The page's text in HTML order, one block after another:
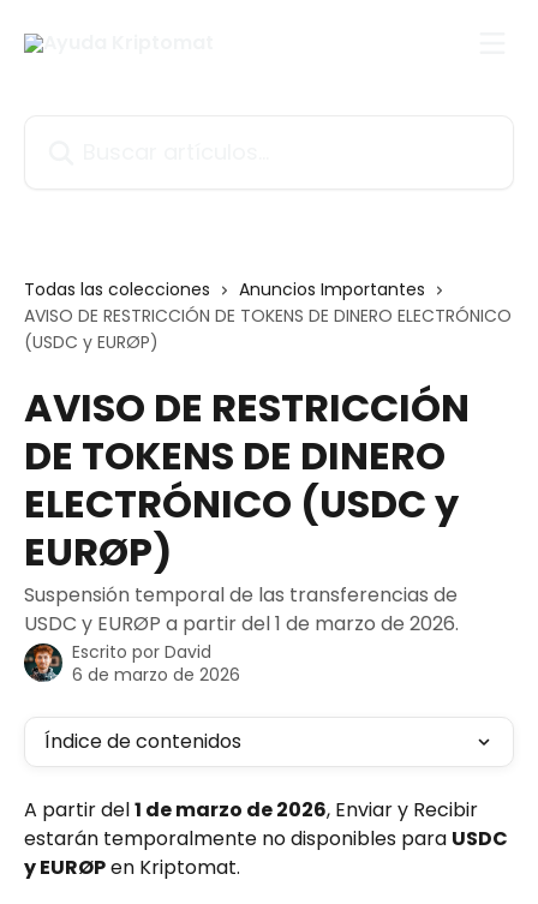
Todas las colecciones
Anuncios Importantes
AVISO DE RESTRICCIÓN DE TOKENS DE DINERO ELECTRÓNICO
(USDC y EURØP)
AVISO DE RESTRICCIÓN
DE TOKENS DE DINERO
ELECTRÓNICO (USDC y
EURØP)
Suspensión temporal de las transferencias de
USDC y EURØP a partir del 1 de marzo de 2026.
Escrito por David
6 de marzo de 2026
Índice de contenidos
A partir del 1 de marzo de 2026, Enviar y Recibir
estarán temporalmente no disponibles para USDC
y EURØP en Kriptomat.